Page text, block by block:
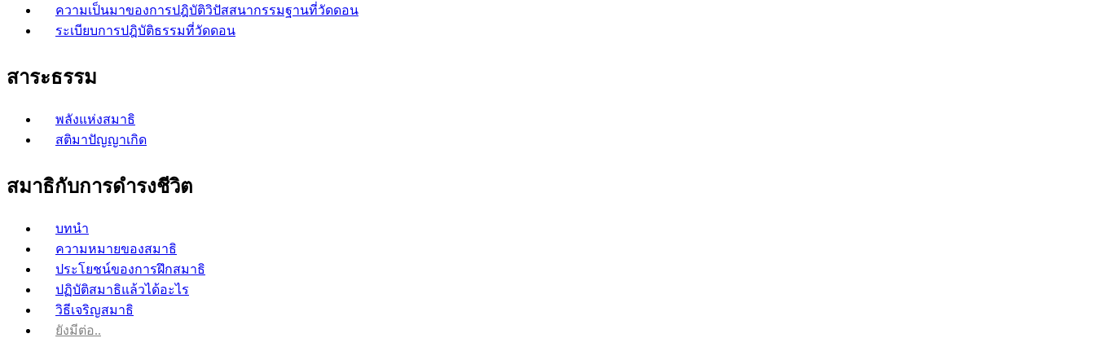
ความเป็นมาของการปฎิบัติวิปัสสนากรรมฐานที่วัดดอน
ระเบียบการปฎิบัติธรรมที่วัดดอน
สาระธรรม
พลังแห่งสมาธิ
สติมาปัญญาเกิด
สมาธิกับการดำรงชีวิต
บทนำ
ความหมายของสมาธิ
ประโยชน์ของการฝึกสมาธิ
ปฏิบัติสมาธิแล้วได้อะไร
วิธีเจริญสมาธิ
ยังมีต่อ..